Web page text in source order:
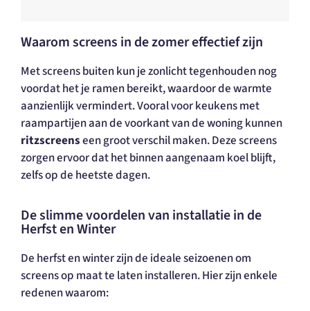
Waarom screens in de zomer effectief zijn
Met screens buiten kun je zonlicht tegenhouden nog
voordat het je ramen bereikt, waardoor de warmte
aanzienlijk vermindert. Vooral voor keukens met
raampartijen aan de voorkant van de woning kunnen
ritzscreenseen groot verschil maken. Deze screens
zorgen ervoor dat het binnen aangenaam koel blijft,
zelfs op de heetste dagen.
De slimme voordelen van installatie in de
Herfst en Winter
De herfst en winter zijn de ideale seizoenen om
screens op maat te laten installeren. Hier zijn enkele
redenen waarom: